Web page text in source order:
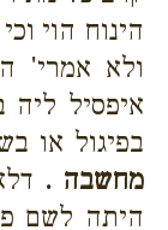
הינוח הוי
ולא אמרי'
איפסיל ליה
בפיגול או
מחשבה .
היתה לשם